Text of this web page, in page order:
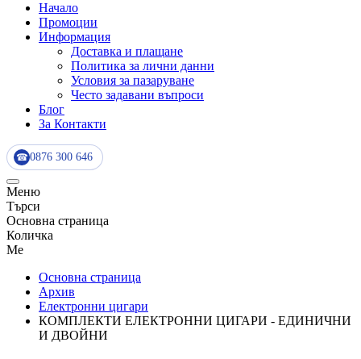
Начало
Промоции
Информация
Доставка и плащане
Политика за лични данни
Условия за пазаруване
Често задавани въпроси
Блог
За Контакти
☎ 0876 300 646
Меню
Търси
Основна страница
Количка
Me
Основна страница
Архив
Електронни цигари
КОМПЛЕКТИ ЕЛЕКТРОННИ ЦИГАРИ - ЕДИНИЧНИ
И ДВОЙНИ